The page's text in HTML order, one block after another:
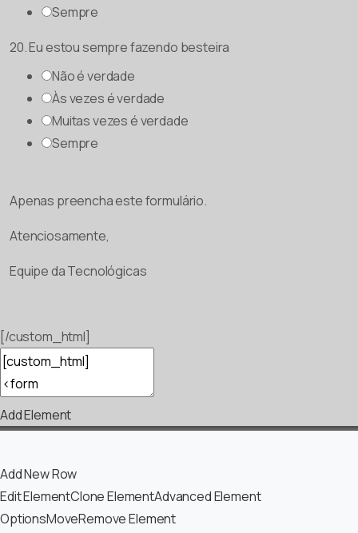
Sempre
20. Eu estou sempre fazendo besteira
Não é verdade
Às vezes é verdade
Muitas vezes é verdade
Sempre
Apenas preencha este formulário.
Atenciosamente,
Equipe da Tecnológicas
[/custom_html]
Add Element
Add New Row
Edit ElementClone ElementAdvanced Element
OptionsMoveRemove Element